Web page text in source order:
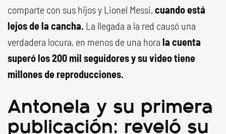
comparte con sus hijos y Lionel Messi, cuando está
lejos de la cancha. La llegada a la red causó una
verdadera locura, en menos de una hora la cuenta
superó los 200 mil seguidores y su video tiene
millones de reproducciones.
Antonela y su primera
publicación: reveló su